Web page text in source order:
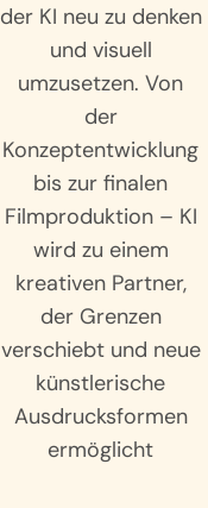
der KI neu zu denken
und visuell
umzusetzen. Von
der
Konzeptentwicklung
bis zur finalen
Filmproduktion – KI
wird zu einem
kreativen Partner,
der Grenzen
verschiebt und neue
künstlerische
Ausdrucksformen
ermöglicht